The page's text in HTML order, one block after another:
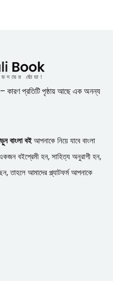
কারণ প্রতিটি পৃষ্ঠায় আছে এক অনন্য
বাংলা বইআপনাকে নিয়ে যাবে বাংলা
বইপ্রেমী হন, সাহিত্য অনুরাগী হন,
তাহলে আমাদের প্ল্যাটফর্ম আপনাকে